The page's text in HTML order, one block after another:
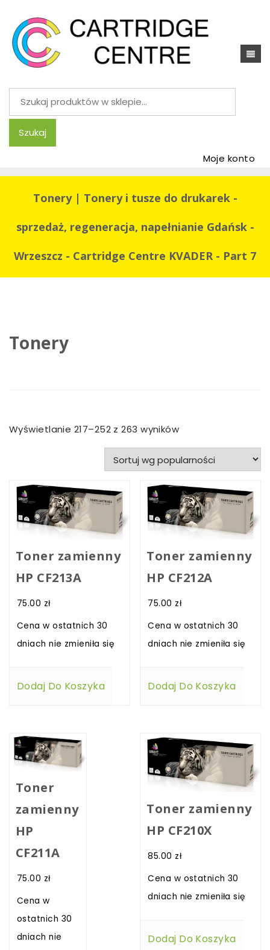
Szukaj:
Szukaj
Moje konto
Tonery | Tonery i tusze do drukarek -
sprzedaż, regeneracja, napełnianie Gdańsk -
Wrzeszcz - Cartridge Centre KVADER - Part 7
Tonery
Wyświetlanie 217–252 z 263 wynikówPosortowane
według
popularności
Toner zamienny
HP CF213A
75.00 zł
Cena w ostatnich 30
dniach nie zmieniła się
Dodaj Do Koszyka
Toner zamienny
HP CF212A
75.00 zł
Cena w ostatnich 30
dniach nie zmieniła się
Dodaj Do Koszyka
Toner
zamienny
HP
CF211A
75.00 zł
Cena w
ostatnich 30
dniach nie
Toner zamienny
HP CF210X
85.00 zł
Cena w ostatnich 30
dniach nie zmieniła się
Dodaj Do Koszyka